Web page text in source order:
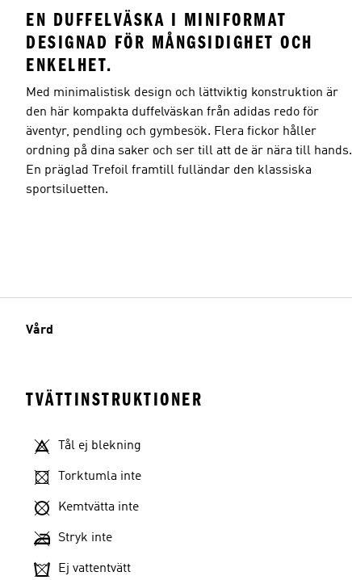
EN DUFFELVÄSKA I MINIFORMAT
DESIGNAD FÖR MÅNGSIDIGHET OCH
ENKELHET.
Med minimalistisk design och lättviktig konstruktion är
den här kompakta duffelväskan från adidas redo för
äventyr, pendling och gymbesök. Flera fickor håller
ordning på dina saker och ser till att de är nära till hands.
En präglad Trefoil framtill fulländar den klassiska
sportsiluetten.
Vård
TVÄTTINSTRUKTIONER
Tål ej blekning
Torktumla inte
Kemtvätta inte
Stryk inte
Ej vattentvätt